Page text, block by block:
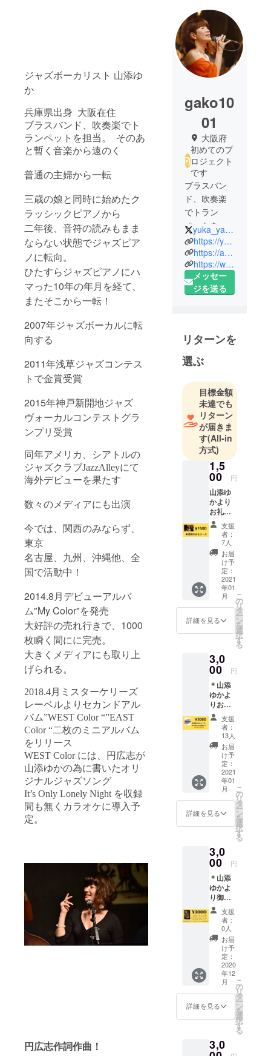
ジャズボーカリスト 山添ゆ
か
兵庫県出身 大阪在住
ブラスバンド、吹奏楽でト
ランペットを担当。 そのあ
と暫く音楽から遠のく
普通の主婦から一転
三歳の娘と同時に始めたク
ラッシックピアノから
二年後、音符の読みもまま
ならない状態でジャズピア
ノに転向。
ひたすらジャズピアノにハ
マった10年の年月を経て、
またそこから一転！
2007年ジャズボーカルに転
向する
2011年浅草ジャズコンテス
トで金賞受賞
2015年神戸新開地ジャズ
ヴォーカルコンテストグラ
ンプリ受賞
同年アメリカ、シアトルの
ジャズクラブJazzAlleyにて
海外デビューを果たす
数々のメディアにも出演
今では、関西のみならず、
東京
名古屋、九州、沖縄他、全
国で活動中！
2014.8月デビューアルバ
ム"My Color"を発売
大好評の売れ行きで、1000
枚瞬く間にに完売。
大きくメディアにも取り上
げられる。
2018.4月ミスターケリーズ
レーベルよりセカンドアル
バム”WEST Color “”EAST
Color “二枚のミニアルバム
をリリース
WEST Color には、円広志が
山添ゆかの為に書いたオリ
ジナルジャズソング
It’s Only Lonely Night を収録
間も無くカラオケに導入予
定。
円広志作詞作曲！
gako10
01
大阪府
初めてのプ
ロジェクト
です
ブラスバン
ド、吹奏楽
でトラン
ペットを担
当。 そのあ
と暫く音楽
から遠のく
普通の主婦
から一転
たクラッ
シックピア
ノから二年
読みもまま
ならない状
態でジャズ
ピアノに転
向。
ひたすら
ジャズピア
ノにハマっ
た10年の年
月を経て、
またそこか
ら一転！
2007年ジャ
ズボーカル
に転向する
2011年浅草
ジャズコン
テストで金
賞受賞
ズヴォーカ
ルコンテス
トグランプ
同年アメリ
カ、シアト
ルのジャズ
JazzAlleyに
て海外デ
ビューを果
たす
数々のメ
今では、関
西のみなら
ず、東京
名古屋、九
州、沖縄
他、全国で
活動中！
2014.8月デ
ビューアル
バム"My
大好評の売
1000枚瞬く
間にに完
yuka_yamazoe
https://yamazoe-yuka.com/
https://ameblo.jp/gako-blog/
https://www.facebook.com/profile.php?id=100001929529738
メッセー
ジを送る
リターンを
選ぶ
目標金額
未達でも
リターン
が届きま
す(All-in
方式)
1,5
00 円
山添ゆ
かより
お礼の
メッ
セージ
（メー
ルに
て） •
備考欄
にお名
前をご
入力く
ださ
い。
支援
者：
7人
お届
け予
定：
2021
年01
月
詳細を見る
こ
の
リ
タ
ー
ン
を
選
択
す
る
3,0
00 円
＊山添
ゆかよ
りお礼
のメッ
セージ
（メー
ルに
て） ＊
山添ゆ
かの記
念クリ
アファ
イルサ
イン入
り
支援
者：
13人
お届
け予
定：
2021
年01
月
詳細を見る
こ
の
リ
タ
ー
ン
を
選
択
す
る
3,0
00 円
＊山添
ゆかよ
り御礼
メッ
セージ
(メール
にて)
【忘年
会 新
年会に
まだ間
に合
う！】
＊山添
ゆかの
ボイス
ニング
グルー
支援
者：
0人
お届
け予
定：
2020
年12
月
詳細を見る
こ
の
リ
タ
ー
ン
を
選
択
す
る
3,0